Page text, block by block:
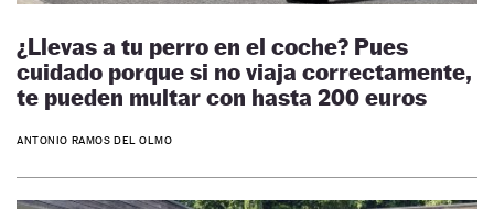
¿Llevas a tu perro en el coche? Pues
cuidado porque si no viaja correctamente,
te pueden multar con hasta 200 euros
ANTONIO RAMOS DEL OLMO